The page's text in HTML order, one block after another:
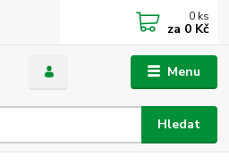
Menu
Hledat
0 ks
za 0 Kč